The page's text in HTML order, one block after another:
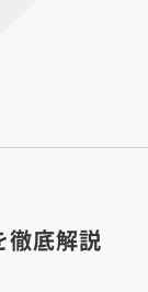
徹底解説